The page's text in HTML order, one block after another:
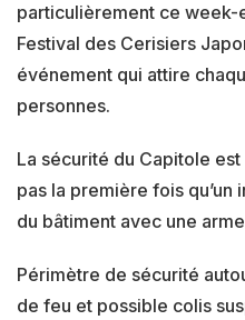
particulièrement ce week-
Festival des Cerisiers
événement qui attire
personnes.
La sécurité du Capitole est
pas la première fois qu’un
du bâtiment avec une
Périmètre de sécurité
de feu et possible colis